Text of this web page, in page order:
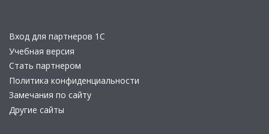
Вход для партнеров 1С
Учебная версия
Стать партнером
Политика конфиденциальности
Замечания по сайту
Другие сайты